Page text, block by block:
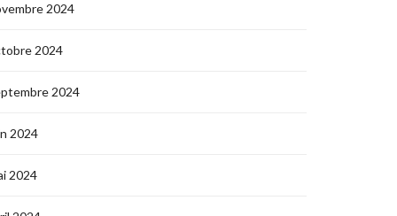
2024
2024
2024
2024
2024